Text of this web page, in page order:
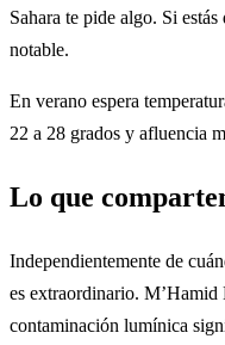
Sahara te pide algo. Si
notable.
En verano espera
22 a 28 grados y afluencia
Lo que
Independientemente de
es extraordinario.
contaminación lumínica